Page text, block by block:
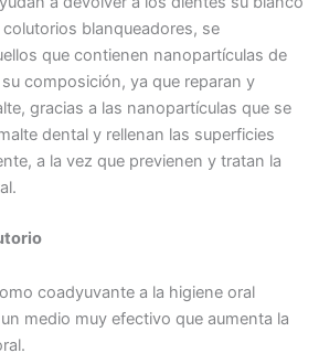
blanqueadores, se
que contienen nanopartículas de
composición, ya que reparan y
gracias a las nanopartículas que se
dental y rellenan las superficies
a la vez que previenen y tratan la
coadyuvante a la higiene oral
medio muy efectivo que aumenta la